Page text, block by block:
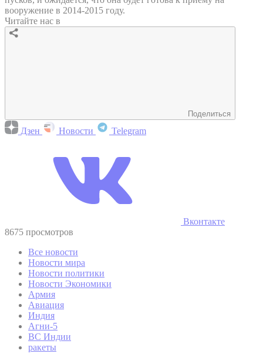
вооружение в 2014-2015 году.
Читайте нас в
Поделиться
Дзен Новости Telegram
Вконтакте
8675 просмотров
Все новости
Новости мира
Новости политики
Новости Экономики
Армия
Авиация
Индия
Агни-5
ВС Индии
ракеты